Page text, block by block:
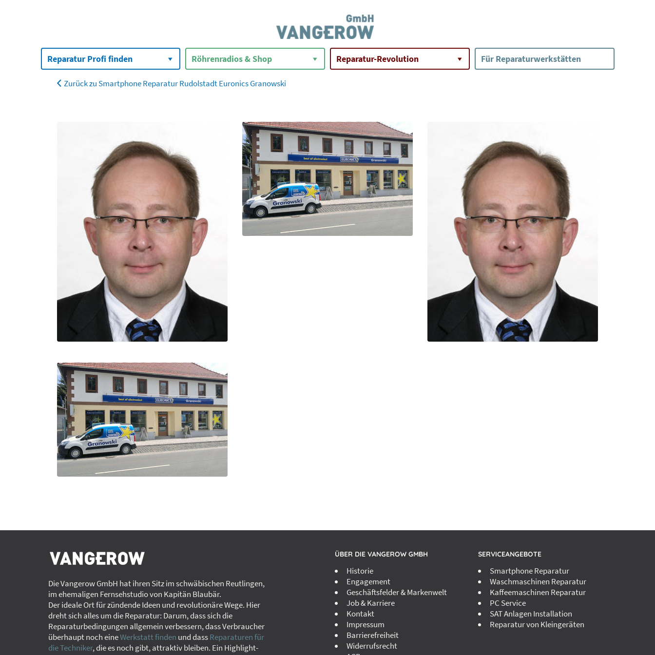
Reparatur Profi finden Röhrenradios & Shop Reparatur-Revolution Für Reparaturwerkstätten
Zurück zu Smartphone Reparatur Rudolstadt Euronics Granowski
Die Vangerow GmbH hat ihren Sitz im schwäbischen Reutlingen,
im ehemaligen Fernsehstudio von Kapitän Blaubär.
Der ideale Ort für zündende Ideen und revolutionäre Wege. Hier
dreht sich alles um die Reparatur: Darum, dass sich die
Reparaturbedingungen allgemein verbessern, dass Verbraucher
überhaupt noch eineWerkstatt finden und dassReparaturen für
die Techniker, die es noch gibt, attraktiv bleiben. Ein Highlight-
ÜBER DIE VANGEROW GMBH
Historie
Engagement
Geschäftsfelder & Markenwelt
Job & Karriere
Kontakt
Impressum
Barrierefreiheit
Widerrufsrecht
SERVICEANGEBOTE
Smartphone Reparatur
Waschmaschinen Reparatur
Kaffeemaschinen Reparatur
PC Service
SAT Anlagen Installation
Reparatur von Kleingeräten